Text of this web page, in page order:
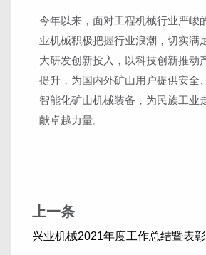
今年以来，面对工程机械行业严峻
业机械积极把握行业浪潮，切实满
大研发创新投入，以科技创新推动
提升，为国内外矿山用户提供安全
智能化矿山机械装备，为民族工业
献卓越力量。
上一条
兴业机械2021年度工作总结暨表